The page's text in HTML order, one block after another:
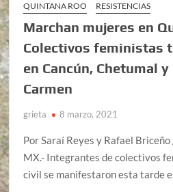
QUINTANA ROO
RESISTENCIAS
Marchan mujeres en
Colectivos feministas
en Cancún, Chetumal
Carmen
grieta 8 marzo, 2021
Por Saraí Reyes y Rafael
MX.- Integrantes de colectivos
civil se manifestaron esta tarde